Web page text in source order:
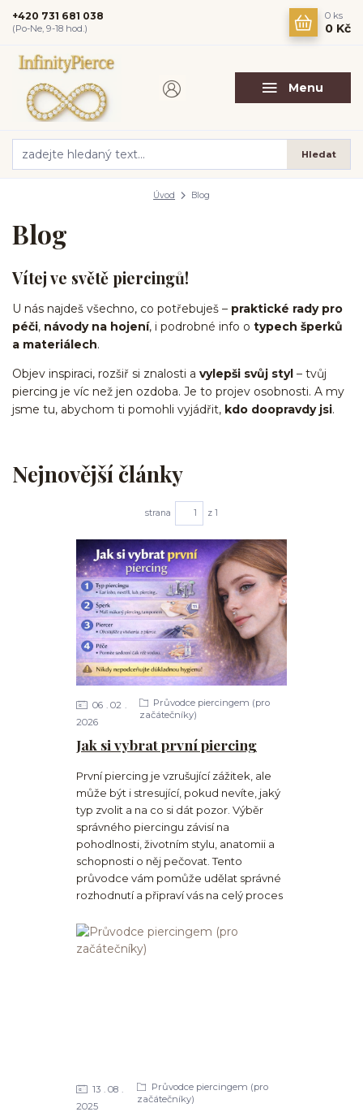
Menu
Hledat
+420 731 681 038
(Po-Ne, 9-18 hod.)
0 ks
0 Kč
Úvod Blog
Blog
Vítej ve světě piercingů!
U nás najdeš všechno, co potřebuješ – praktické rady pro
péči, návody na hojení, i podrobné info o typech šperků
a materiálech.
Objev inspiraci, rozšiř si znalosti a vylepši svůj styl – tvůj
piercing je víc než jen ozdoba. Je to projev osobnosti. A my
jsme tu, abychom ti pomohli vyjádřit, kdo doopravdy jsi.
Nejnovější články
strana z 1
Jak si vybrat první piercing
06
02
2026
Průvodce piercingem (pro
začátečníky)
První piercing je vzrušující zážitek, ale
může být i stresující, pokud nevíte, jaký
typ zvolit a na co si dát pozor. Výběr
správného piercingu závisí na
pohodlnosti, životním stylu, anatomii a
schopnosti o něj pečovat. Tento
průvodce vám pomůže udělat správné
rozhodnutí a připraví vás na celý proces
13
08
2025
Průvodce piercingem (pro
začátečníky)